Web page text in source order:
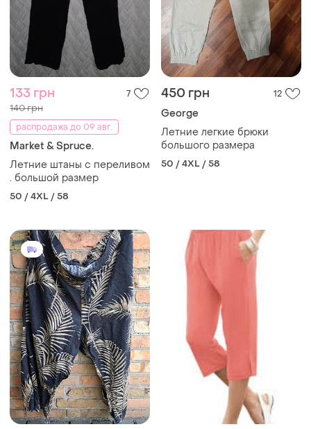
133 грн 7
140 грн
распродажа до 09 авг.
Market & Spruce.
Летние штаны с переливом
. большой размер
50 / 4XL / 58
450 грн 12
George
Летние легкие брюки
большого размера
50 / 4XL / 58